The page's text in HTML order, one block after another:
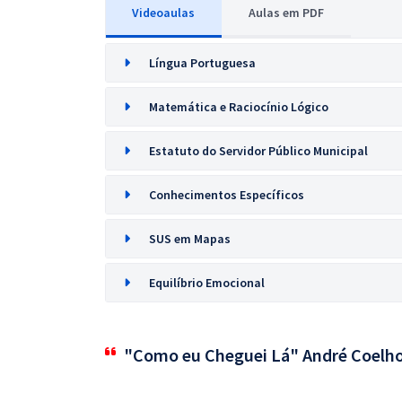
Videoaulas Aulas em PDF
Língua Portuguesa
Matemática e Raciocínio Lógico
Estatuto do Servidor Público Municipal
Conhecimentos Específicos
SUS em Mapas
Equilíbrio Emocional
"Como eu Cheguei Lá" André